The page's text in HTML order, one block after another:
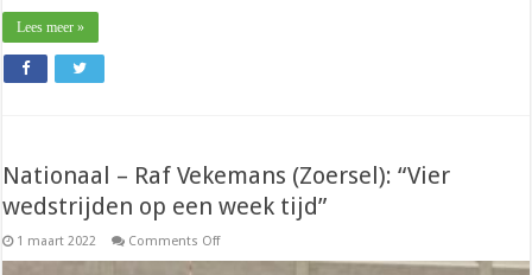
Lees meer »
Nationaal – Raf Vekemans (Zoersel): “Vier
wedstrijden op een week tijd”
1 maart 2022 Comments Offon